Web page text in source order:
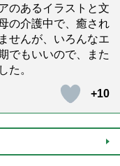
のあるイラストと文
の介護中で、癒され
せんが、いろんなエ
でもいいので、また
た。
+10